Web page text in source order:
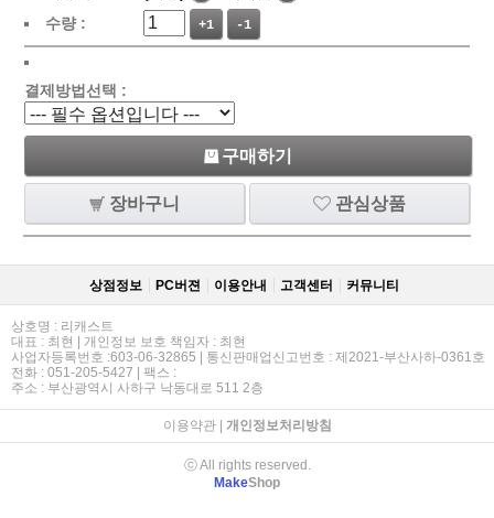
수량 :
+1 -1
결제방법선택 :
구매하기
장바구니 관심상품
상점정보 PC버젼 이용안내 고객센터 커뮤니티
상호명 : 리캐스트
대표 : 최현 | 개인정보 보호 책임자 : 최현
사업자등록번호 :603-06-32865 | 통신판매업신고번호 : 제2021-부산사하-0361호
전화 : 051-205-5427 | 팩스 :
주소 : 부산광역시 사하구 낙동대로 511 2층
이용약관| 개인정보처리방침
ⓒ All rights reserved.
MakeShop